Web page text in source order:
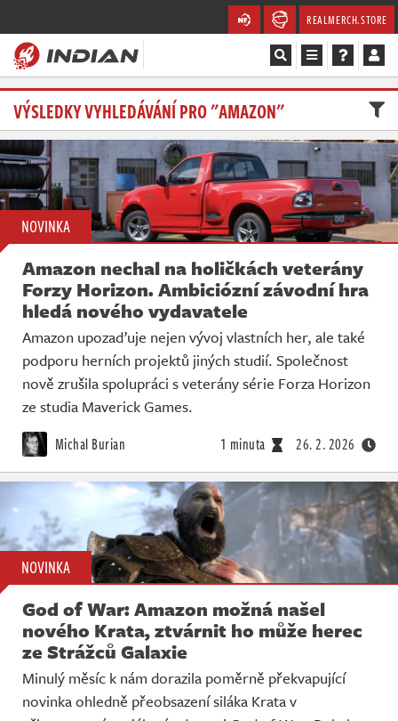
REALMERCH.STORE
Magazín
Recenze
Videa
Soutěže
Databáze
Komunita
Redakce
Živě
VÝSLEDKY VYHLEDÁVÁNÍ PRO "AMAZON"
NOVINKA
Amazon nechal na holičkách veterány
Forzy Horizon. Ambiciózní závodní hra
hledá nového vydavatele
Amazon upozaďuje nejen vývoj vlastních her, ale také
podporu herních projektů jiných studií. Společnost
nově zrušila spolupráci s veterány série Forza Horizon
ze studia Maverick Games.
Michal Burian 1 minuta 26. 2. 2026
NOVINKA
God of War: Amazon možná našel
nového Krata, ztvárnit ho může herec
ze Strážců Galaxie
Minulý měsíc k nám dorazila poměrně překvapující
novinka ohledně přeobsazení siláka Krata v